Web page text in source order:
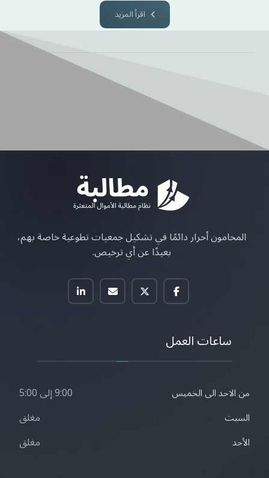
اقرأ المزيد
المحامون أحرار دائمًا في تشكيل جمعيات تطوعية خاصة بهم،
بعيدًا عن أي ترخيص.
ساعات العمل
من الاحد الى الخميس 9:00 إلى 5:00
السبت مغلق
الأحد مغلق